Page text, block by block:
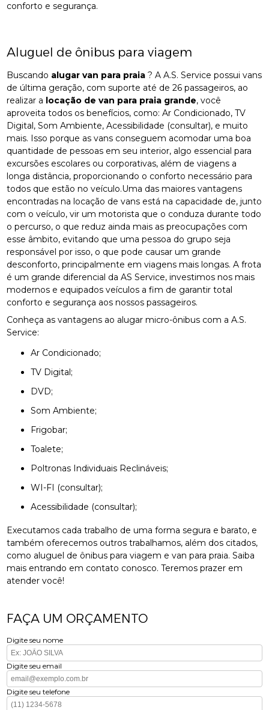
conforto e segurança.
Aluguel de ônibus para viagem
Buscando alugar van para praia ? A A.S. Service possui vans
de última geração, com suporte até de 26 passageiros, ao
realizar a locação de van para praia grande, você
aproveita todos os benefícios, como: Ar Condicionado, TV
Digital, Som Ambiente, Acessibilidade (consultar), e muito
mais. Isso porque as vans conseguem acomodar uma boa
quantidade de pessoas em seu interior, algo essencial para
excursões escolares ou corporativas, além de viagens a
longa distância, proporcionando o conforto necessário para
todos que estão no veículo.Uma das maiores vantagens
encontradas na locação de vans está na capacidade de, junto
com o veículo, vir um motorista que o conduza durante todo
o percurso, o que reduz ainda mais as preocupações com
esse âmbito, evitando que uma pessoa do grupo seja
responsável por isso, o que pode causar um grande
desconforto, principalmente em viagens mais longas. A frota
é um grande diferencial da AS Service, investimos nos mais
modernos e equipados veículos a fim de garantir total
conforto e segurança aos nossos passageiros.
Conheça as vantagens ao alugar micro-ônibus com a A.S.
Service:
Ar Condicionado;
TV Digital;
DVD;
Som Ambiente;
Frigobar;
Toalete;
Poltronas Individuais Reclináveis;
WI-FI (consultar);
Acessibilidade (consultar);
Executamos cada trabalho de uma forma segura e barato, e
também oferecemos outros trabalhamos, além dos citados,
como aluguel de ônibus para viagem e van para praia. Saiba
mais entrando em contato conosco. Teremos prazer em
atender você!
FAÇA UM ORÇAMENTO
Digite seu nome
Digite seu email
Digite seu telefone